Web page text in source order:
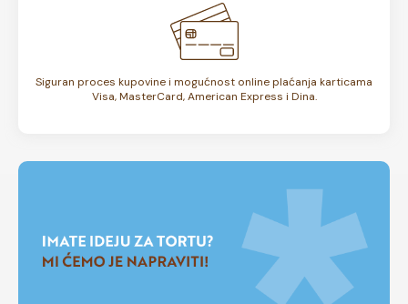
Siguran proces kupovine i mogućnost online plaćanja karticama
Visa, MasterCard, American Express i Dina.